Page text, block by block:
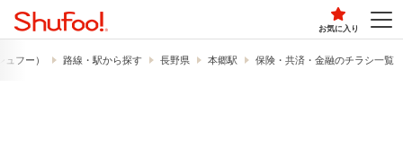
お気に入り
フー） 路線・駅から探す 長野県 本郷駅 保険・共済・金融のチラシ一覧